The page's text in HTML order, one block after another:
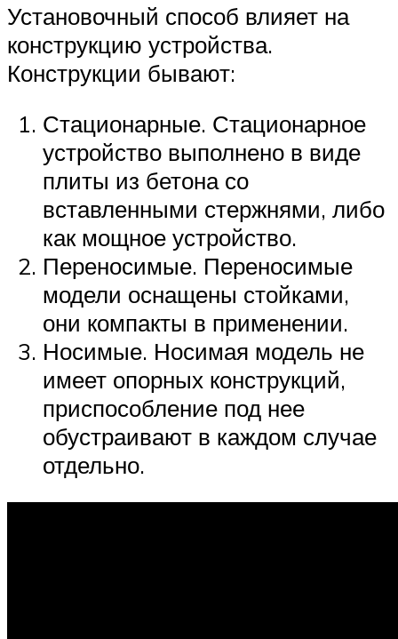
Установочный способ влияет на
конструкцию устройства.
Конструкции бывают:
Стационарные. Стационарное
устройство выполнено в виде
плиты из бетона со
вставленными стержнями, либо
как мощное устройство.
Переносимые. Переносимые
модели оснащены стойками,
они компакты в применении.
Носимые. Носимая модель не
имеет опорных конструкций,
приспособление под нее
обустраивают в каждом случае
отдельно.